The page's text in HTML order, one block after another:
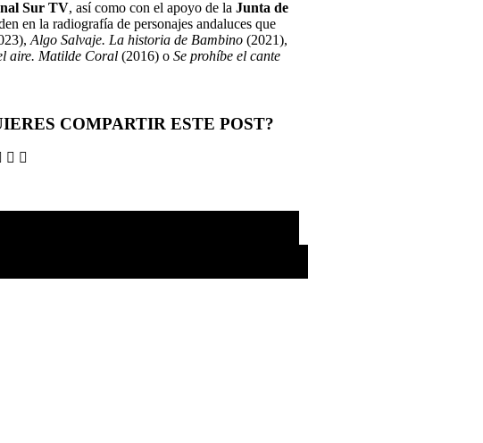
Sur TV, así como con el apoyo de la Junta de
en la radiografía de personajes andaluces que
Algo Salvaje. La historia de Bambino (2021),
aire. Matilde Coral (2016) o Se prohíbe el cante
COMPARTIR ESTE POST?